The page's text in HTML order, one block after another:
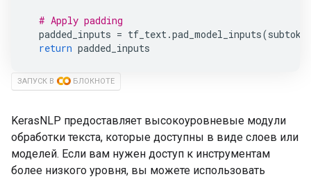
# Apply padding
padded_inputs = tf_text.pad_model_inputs(
return padded_inputs
ЗАПУСК В БЛОКНОТЕ
KerasNLP предоставляет высокоуровневые модули
обработки текста, которые доступны в виде слоев или
моделей. Если вам нужен доступ к инструментам
более низкого уровня, вы можете использовать